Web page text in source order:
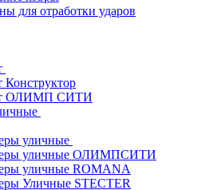
для отработки ударов
Конструктор
ОЛИМП СИТИ
уличные
уличные ОЛИМПСИТИ
уличные ROMANA
Уличные STECTER